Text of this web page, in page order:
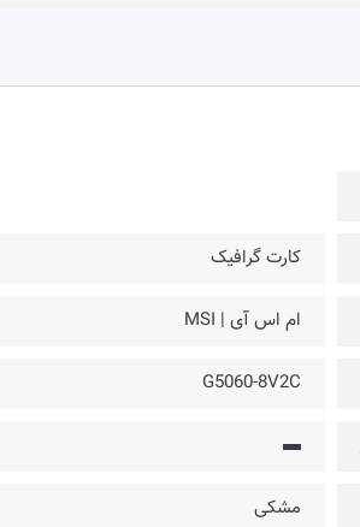
کارت گرافیک
ام اس آی | MSI
G5060-8V2C
▬
مشکی